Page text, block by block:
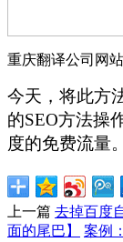
重庆翻译公司网
今天，将此方
的SEO方法操
度的免费流量。
上一篇 去掉百度
面的尾巴】
案例